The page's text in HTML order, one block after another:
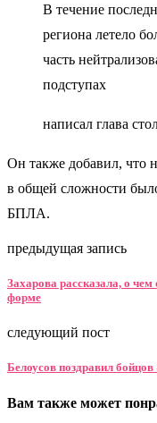
В течение
региона летело
часть
подступах
написал глава
Он также добавил, что
в общей сложности
БПЛА.
предыдущая запись
Захарова рассказала, о
форме
следующий пост
Белоусов поздравил
Вам также может